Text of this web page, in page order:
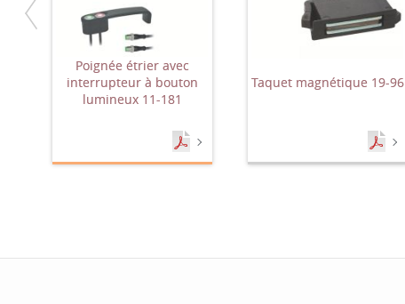
Poignée étrier avec
interrupteur à bouton
lumineux 11-181
Taquet magnétique 19-96